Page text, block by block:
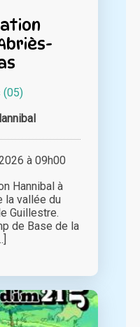
(05)
à 09h00
Hannibal à
la vallée du
Guillestre.
de Base de la